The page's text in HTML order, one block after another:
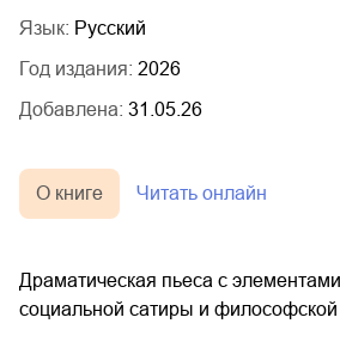
Язык: Русский
Год издания: 2026
Добавлена: 31.05.26
О книге Читать онлайн
Драматическая пьеса с элементами
социальной сатиры и философской